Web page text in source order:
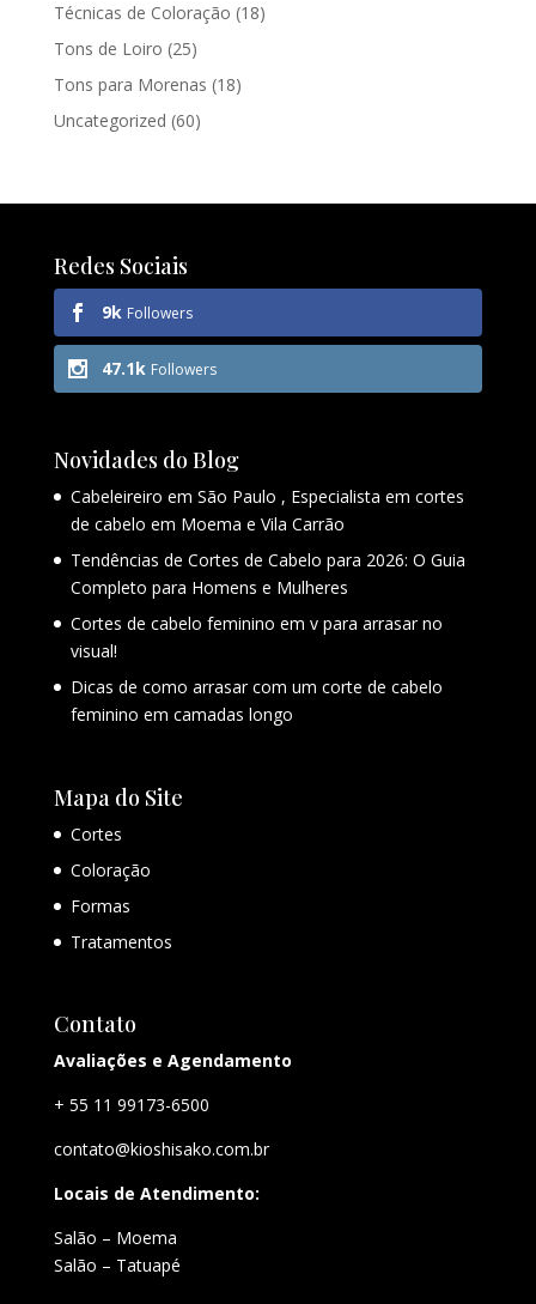
Técnicas de Coloração (18)
Tons de Loiro (25)
Tons para Morenas (18)
Uncategorized (60)
Redes Sociais
9k Followers
47.1k Followers
Novidades do Blog
Cabeleireiro em São Paulo , Especialista em cortes
de cabelo em Moema e Vila Carrão
Tendências de Cortes de Cabelo para 2026: O Guia
Completo para Homens e Mulheres
Cortes de cabelo feminino em v para arrasar no
visual!
Dicas de como arrasar com um corte de cabelo
feminino em camadas longo
Mapa do Site
Cortes
Coloração
Formas
Tratamentos
Contato
Avaliações e Agendamento
+ 55 11 99173-6500
contato@kioshisako.com.br
Locais de Atendimento:
Salão – Moema
Salão – Tatuapé